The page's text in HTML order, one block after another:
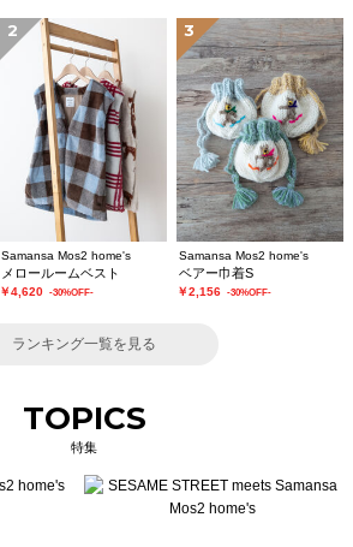
2
Samansa Mos2 home's
メロールームベスト
￥4,620 -30%OFF-
3
Samansa Mos2 home's
ベアー巾着S
￥2,156 -30%OFF-
ランキング一覧を見る
TOPICS
特集